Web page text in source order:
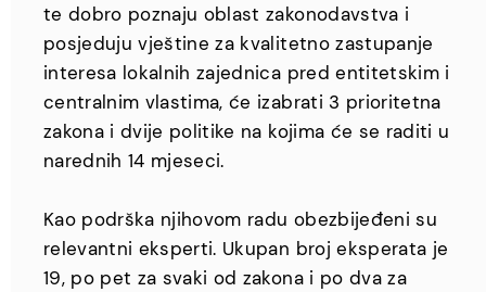
te dobro poznaju oblast zakonodavstva i
posjeduju vještine za kvalitetno zastupanje
interesa lokalnih zajednica pred entitetskim i
centralnim vlastima, će izabrati 3 prioritetna
zakona i dvije politike na kojima će se raditi u
narednih 14 mjeseci.
Kao podrška njihovom radu obezbijeđeni su
relevantni eksperti. Ukupan broj eksperata je
19, po pet za svaki od zakona i po dva za